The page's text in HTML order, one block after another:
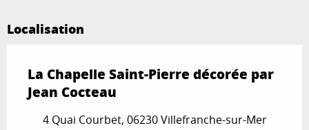
Localisation
La Chapelle Saint-Pierre décorée par
Jean Cocteau
4 Quai Courbet, 06230 Villefranche-sur-Mer